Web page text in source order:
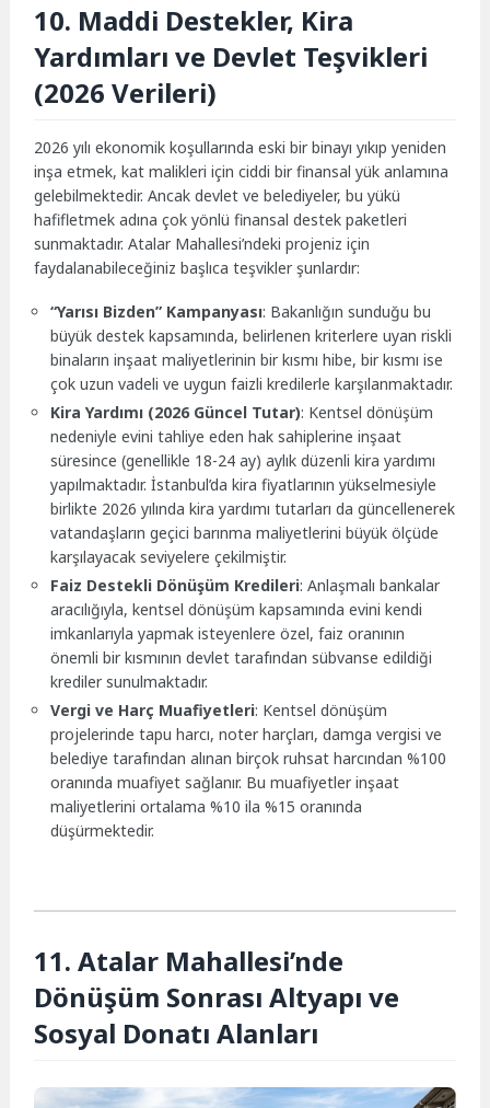
10. Maddi Destekler, Kira
Yardımları ve Devlet Teşvikleri
(2026 Verileri)
2026 yılı ekonomik koşullarında eski bir binayı yıkıp yeniden
inşa etmek, kat malikleri için ciddi bir finansal yük anlamına
gelebilmektedir. Ancak devlet ve belediyeler, bu yükü
hafifletmek adına çok yönlü finansal destek paketleri
sunmaktadır. Atalar Mahallesi’ndeki projeniz için
faydalanabileceğiniz başlıca teşvikler şunlardır:
“Yarısı Bizden” Kampanyası: Bakanlığın sunduğu bu
büyük destek kapsamında, belirlenen kriterlere uyan riskli
binaların inşaat maliyetlerinin bir kısmı hibe, bir kısmı ise
çok uzun vadeli ve uygun faizli kredilerle karşılanmaktadır.
Kira Yardımı (2026 Güncel Tutar): Kentsel dönüşüm
nedeniyle evini tahliye eden hak sahiplerine inşaat
süresince (genellikle 18-24 ay) aylık düzenli kira yardımı
yapılmaktadır. İstanbul’da kira fiyatlarının yükselmesiyle
birlikte 2026 yılında kira yardımı tutarları da güncellenerek
vatandaşların geçici barınma maliyetlerini büyük ölçüde
karşılayacak seviyelere çekilmiştir.
Faiz Destekli Dönüşüm Kredileri: Anlaşmalı bankalar
aracılığıyla, kentsel dönüşüm kapsamında evini kendi
imkanlarıyla yapmak isteyenlere özel, faiz oranının
önemli bir kısmının devlet tarafından sübvanse edildiği
krediler sunulmaktadır.
Vergi ve Harç Muafiyetleri: Kentsel dönüşüm
projelerinde tapu harcı, noter harçları, damga vergisi ve
belediye tarafından alınan birçok ruhsat harcından %100
oranında muafiyet sağlanır. Bu muafiyetler inşaat
maliyetlerini ortalama %10 ila %15 oranında
düşürmektedir.
11. Atalar Mahallesi’nde
Dönüşüm Sonrası Altyapı ve
Sosyal Donatı Alanları